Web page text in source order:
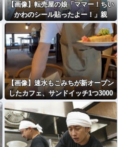
【画像】転売屋の娘「ママー！ちい
かわのシール貼ったよー！」親
「！！！！！！」
【画像】速水もこみちが新オープン
したカフェ、サンドイッチ1つ3000
円wwwwwwwwwwwwwwwwwww
wwwwwww